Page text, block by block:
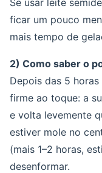
ficar um pouco
mais tempo de
2) Como saber o
Depois das 5
firme ao toque: a
e volta levemente
estiver mole no
(mais 1–2 horas,
desenformar.